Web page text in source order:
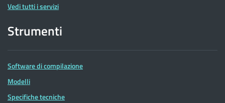
Vedi tutti i servizi
Strumenti
Software di compilazione
Modelli
Specifiche tecniche